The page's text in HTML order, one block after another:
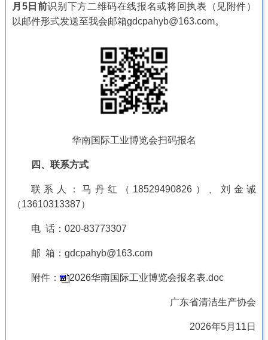
月5日前识别下方二维码在线报名或将回执表（见附件）
以邮件形式发送至我会邮箱gdcpahyb@163.com。
华南国际工业博览会扫码报名
四、联系方式
联系人：马丹红（18529490826）、刘金诚
（13610313387）
电 话：020-83773307
邮 箱：gdcpahyb@163.com
附件： 2026华南国际工业博览会报名表.doc
广东省清洁生产协会
2026年5月11日